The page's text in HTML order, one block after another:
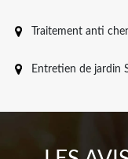
Traitement anti
Entretien de jardin